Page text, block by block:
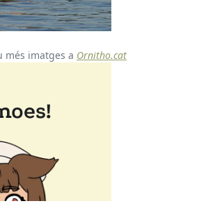
més imatges a Ornitho.cat